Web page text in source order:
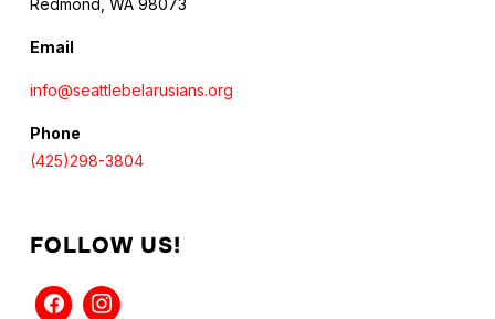
Redmond, WA 98073
Email
info@seattlebelarusians.org
Phone
(425)298-3804
FOLLOW US!